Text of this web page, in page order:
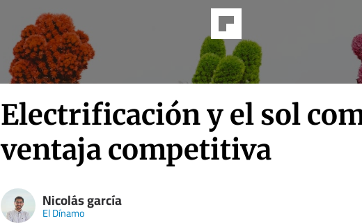
Electrificación y el sol
ventaja competitiva
Nicolás garcía
El Dínamo